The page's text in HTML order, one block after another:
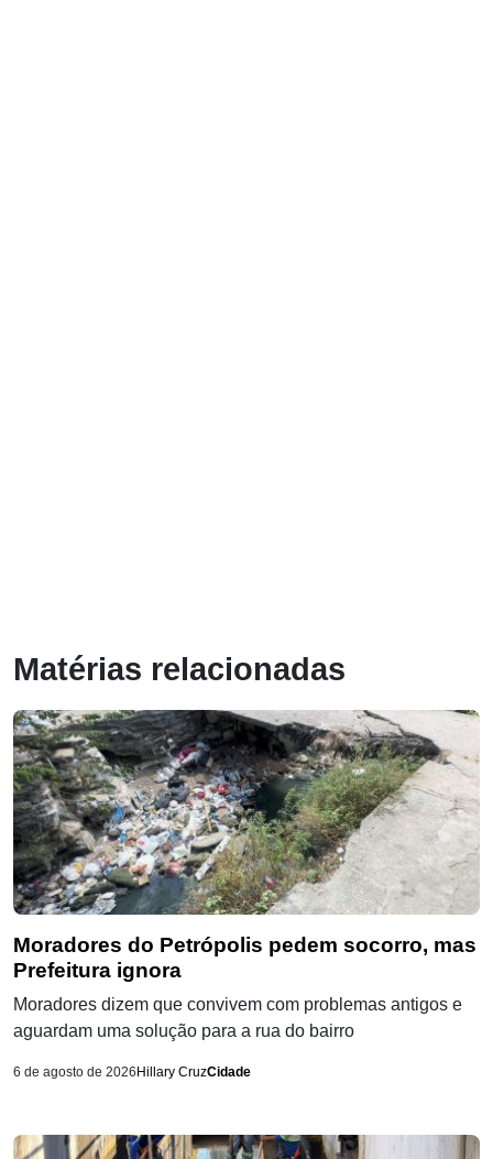
Matérias relacionadas
Moradores do Petrópolis pedem socorro, mas
Prefeitura ignora
Moradores dizem que convivem com problemas antigos e
aguardam uma solução para a rua do bairro
6 de agosto de 2026 Hillary CruzCidade